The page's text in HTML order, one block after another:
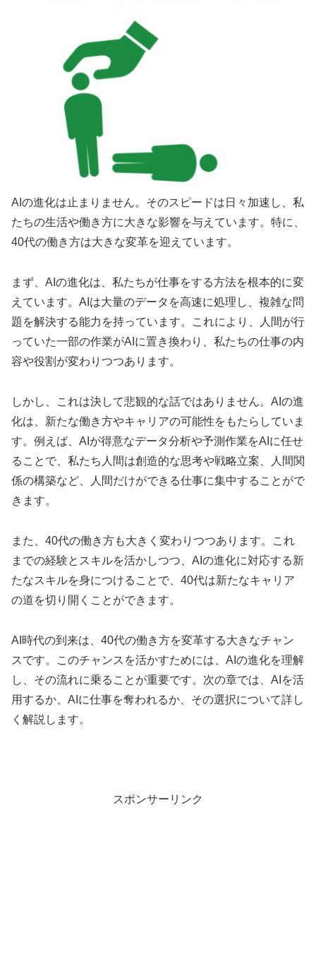
AIの進化は止まりません。そのスピードは日々加速し、私
たちの生活や働き方に大きな影響を与えています。特に、
40代の働き方は大きな変革を迎えています。
まず、AIの進化は、私たちが仕事をする方法を根本的に変
えています。AIは大量のデータを高速に処理し、複雑な問
題を解決する能力を持っています。これにより、人間が行
っていた一部の作業がAIに置き換わり、私たちの仕事の内
容や役割が変わりつつあります。
しかし、これは決して悲観的な話ではありません。AIの進
化は、新たな働き方やキャリアの可能性をもたらしていま
す。例えば、AIが得意なデータ分析や予測作業をAIに任せ
ることで、私たち人間は創造的な思考や戦略立案、人間関
係の構築など、人間だけができる仕事に集中することがで
きます。
また、40代の働き方も大きく変わりつつあります。これ
までの経験とスキルを活かしつつ、AIの進化に対応する新
たなスキルを身につけることで、40代は新たなキャリア
の道を切り開くことができます。
AI時代の到来は、40代の働き方を変革する大きなチャン
スです。このチャンスを活かすためには、AIの進化を理解
し、その流れに乗ることが重要です。次の章では、AIを活
用するか、AIに仕事を奪われるか、その選択について詳し
く解説します。
スポンサーリンク